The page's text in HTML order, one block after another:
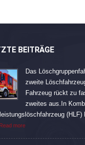
BEITRÄGE
Das
zweite
Fahrzeug rückt zu
zweites aus.In
Read more